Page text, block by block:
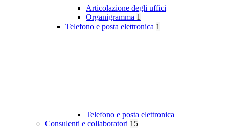
Articolazione degli uffici
Organigramma 1
Telefono e posta elettronica 1
Telefono e posta elettronica
Consulenti e collaboratori 15